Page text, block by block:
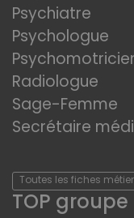
Psychiatre
Psychologue
Radiologue
Sage-Femme
Secrétaire
Toutes les fiches
TOP groupe